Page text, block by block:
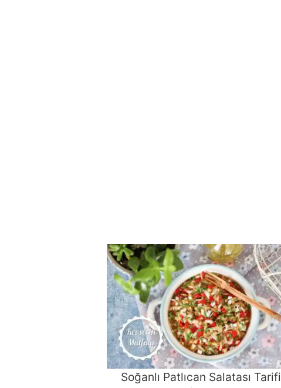
Soğanlı Patlıcan Salatası Tarifi